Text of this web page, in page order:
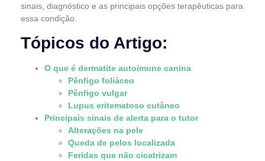
sinais, diagnóstico e as principais opções terapêuticas para
essa condição.
Tópicos do Artigo:
O que é dermatite autoimune canina
Pênfigo foliáceo
Pênfigo vulgar
Lupus eritematoso cutâneo
Principais sinais de alerta para o tutor
Alterações na pele
Queda de pelos localizada
Feridas que não cicatrizam